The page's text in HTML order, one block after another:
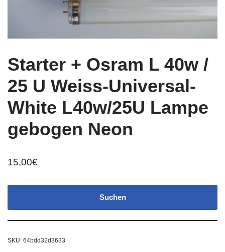
Starter + Osram L 40w /
25 U Weiss-Universal-
White L40w/25U Lampe
gebogen Neon
15,00€
Suchen
SKU: 64bdd32d3633